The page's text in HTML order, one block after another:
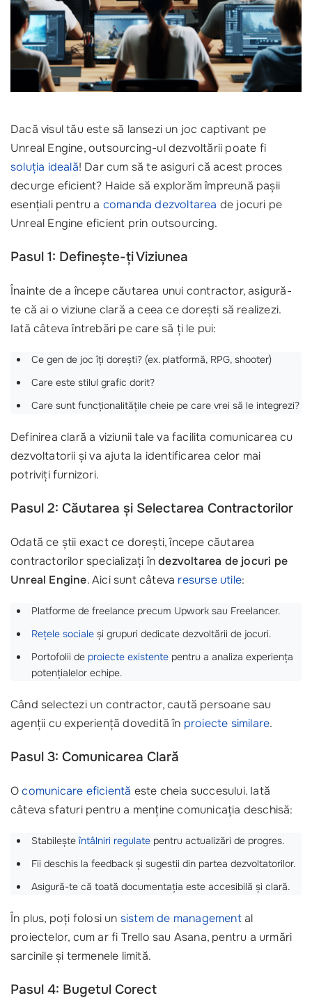
Dacă visul tău este să lansezi un joc captivant pe
Unreal Engine, outsourcing-ul dezvoltării poate fi
soluția ideală! Dar cum să te asiguri că acest proces
decurge eficient? Haide să explorăm împreună pașii
esențiali pentru a comanda dezvoltarea de jocuri pe
Unreal Engine eficient prin outsourcing.
Pasul 1: Definește-ți Viziunea
Înainte de a începe căutarea unui contractor, asigură-
te că ai o viziune clară a ceea ce dorești să realizezi.
Iată câteva întrebări pe care să ți le pui:
Ce gen de joc îți dorești? (ex. platformă, RPG, shooter)
Care este stilul grafic dorit?
Care sunt funcționalitățile cheie pe care vrei să le integrezi?
Definirea clară a viziunii tale va facilita comunicarea cu
dezvoltatorii și va ajuta la identificarea celor mai
potriviți furnizori.
Pasul 2: Căutarea și Selectarea Contractorilor
Odată ce știi exact ce dorești, începe căutarea
contractorilor specializați îndezvoltarea de jocuri pe
Unreal Engine. Aici sunt câteva resurse utile:
Platforme de freelance precum Upwork sau Freelancer.
Rețele sociale și grupuri dedicate dezvoltării de jocuri.
Portofolii de proiecte existente pentru a analiza experiența
potențialelor echipe.
Când selectezi un contractor, caută persoane sau
agenții cu experiență dovedită în proiecte similare.
Pasul 3: Comunicarea Clară
Ocomunicare eficientă este cheia succesului. Iată
câteva sfaturi pentru a menține comunicația deschisă:
Stabileșteîntâlniri regulate pentru actualizări de progres.
Fii deschis la feedback și sugestii din partea dezvoltatorilor.
Asigură-te că toată documentația este accesibilă și clară.
În plus, poți folosi un sistem de managemental
proiectelor, cum ar fi Trello sau Asana, pentru a urmări
sarcinile și termenele limită.
Pasul 4: Bugetul Corect